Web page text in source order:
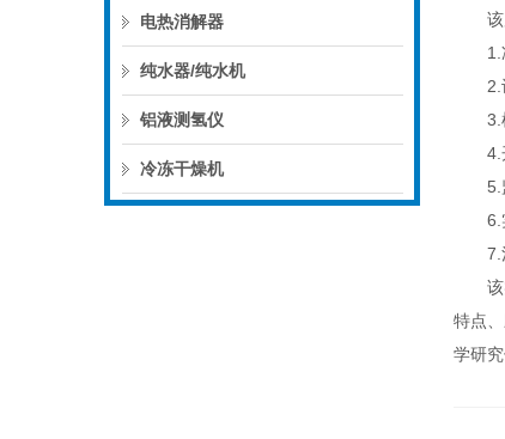
电热消解器
纯水器/纯水机
铝液测氢仪
冷冻干燥机
该
1.准
2.设
3.样
4.开
5.监
6.实
7.清
该实
特点
学研